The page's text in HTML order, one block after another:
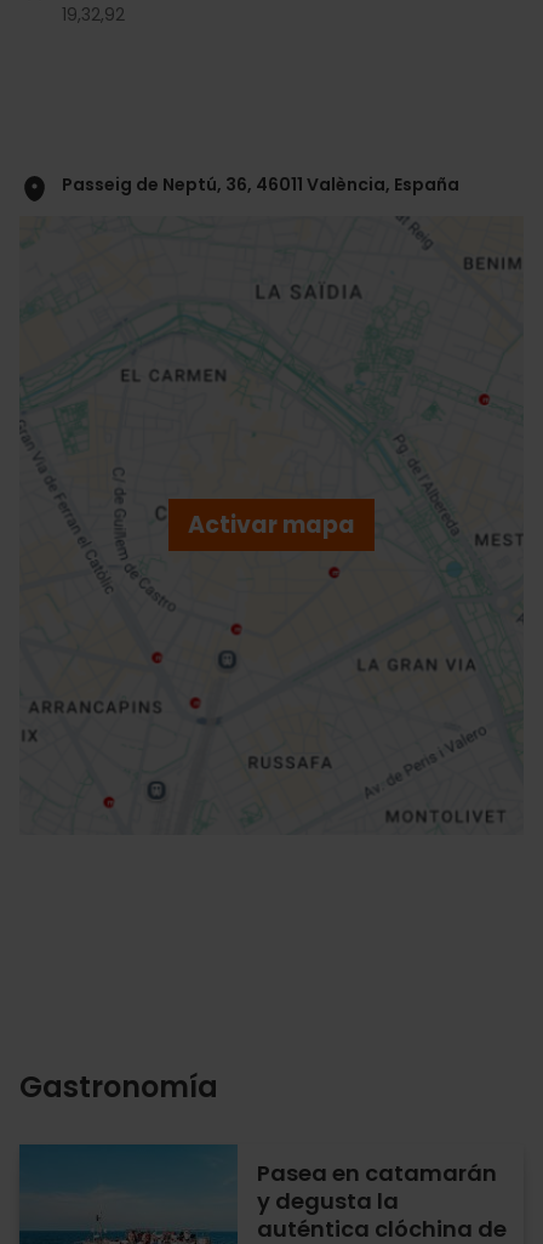
19,32,92
Passeig de Neptú, 36, 46011 València, España
Activar mapa
Cómo llegar
Gastronomía
Pasea en catamarán
y degusta la
auténtica clóchina de